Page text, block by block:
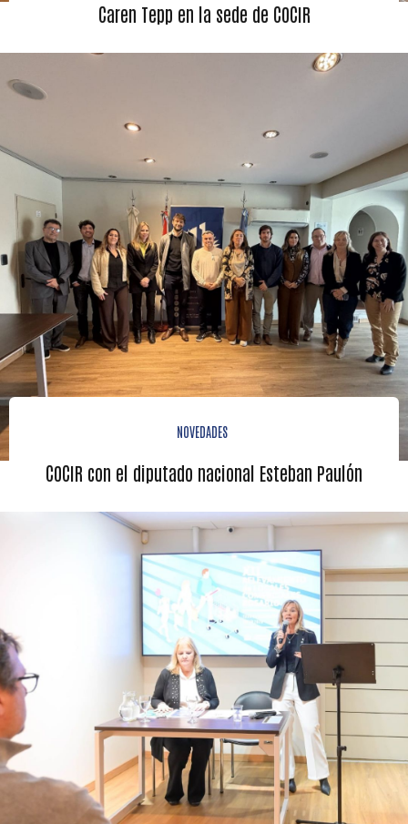
Caren Tepp en la sede de COCIR
NOVEDADES
COCIR con el diputado nacional Esteban Paulón